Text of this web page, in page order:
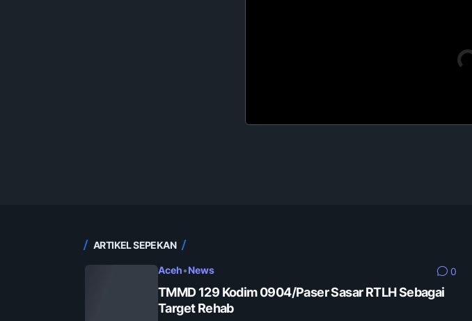
ARTIKEL SEPEKAN
Aceh•News 0
TMMD 129 Kodim 0904/Paser Sasar RTLH Sebagai
Target Rehab